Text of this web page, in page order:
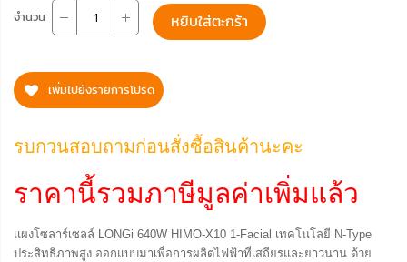
จำนวน หยิบใส่ตะกร้า
เพิ่มไปยังรายการโปรด
รบกวนสอบถามก่อนสั่งซื้อสินค้านะคะ
ราคานี้รวมภาษีมูลค่าเพิ่มแล้ว
แผงโซลาร์เซลล์ LONGi 640W HIMO-X10 1-Facial เทคโนโลยี N-Type
ประสิทธิภาพสูง ออกแบบมาเพื่อการผลิตไฟฟ้าที่เสถียรและยาวนาน ด้วย